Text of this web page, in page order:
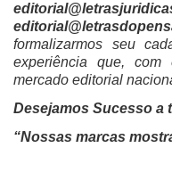
formalizarmos seu
experiência que, com
mercado editorial
Desejamos Sucesso a
“Nossas marcas